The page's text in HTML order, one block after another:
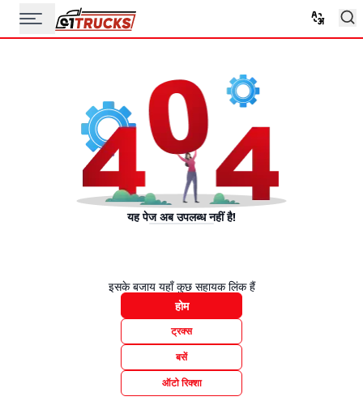
यह पेज अब उपलब्ध नहीं है!
इसके बजाय यहाँ कुछ सहायक लिंक हैं
होम
ट्रक्स
बसें
ऑटो रिक्शा